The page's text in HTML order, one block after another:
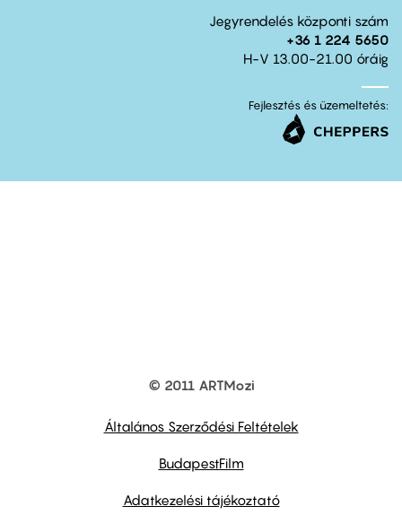
Jegyrendelés központi szám
+36 1 224 5650
H-V 13.00-21.00 óráig
Fejlesztés és üzemeltetés:
© 2011 ARTMozi
Általános Szerződési Feltételek
BudapestFilm
Adatkezelési tájékoztató